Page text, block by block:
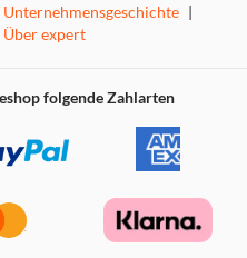
Unternehmensgeschichte |
Über expert
folgende Zahlarten